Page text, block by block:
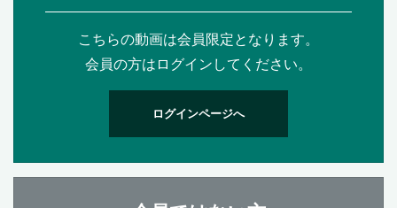
こちらの動画は会員限定となります。
会員の方はログインしてください。
ログインページへ